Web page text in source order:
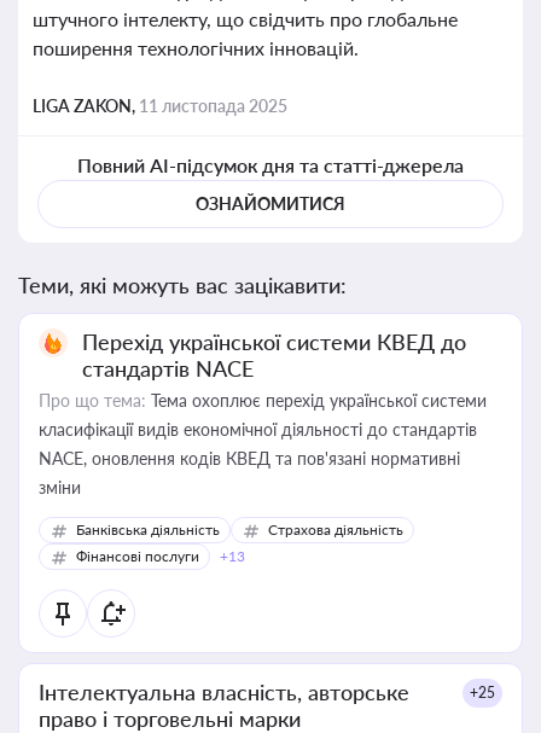
штучного інтелекту, що свідчить про глобальне
поширення технологічних інновацій.
LIGA ZAKON, 11 листопада 2025
Повний AI-підсумок дня та статті-джерела
ОЗНАЙОМИТИСЯ
Теми, які можуть вас зацікавити:
Перехід української системи КВЕД до
стандартів NACE
Про що тема: Тема охоплює перехід української системи
класифікації видів економічної діяльності до стандартів
NACE, оновлення кодів КВЕД та пов'язані нормативні
зміни
Банківська діяльність
Страхова діяльність
Фінансові послуги
+13
Інтелектуальна власність, авторське
право і торговельні марки
+25